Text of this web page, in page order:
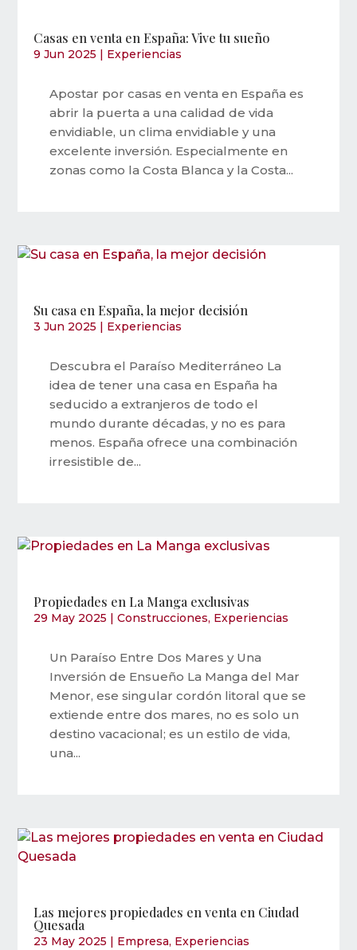
Casas en venta en España: Vive tu sueño
9 Jun 2025 | Experiencias
Apostar por casas en venta en España es
abrir la puerta a una calidad de vida
envidiable, un clima envidiable y una
excelente inversión. Especialmente en
zonas como la Costa Blanca y la Costa...
Su casa en España, la mejor decisión
3 Jun 2025 | Experiencias
Descubra el Paraíso Mediterráneo La
idea de tener una casa en España ha
seducido a extranjeros de todo el
mundo durante décadas, y no es para
menos. España ofrece una combinación
irresistible de...
Propiedades en La Manga exclusivas
29 May 2025 |Construcciones, Experiencias
Un Paraíso Entre Dos Mares y Una
Inversión de Ensueño La Manga del Mar
Menor, ese singular cordón litoral que se
extiende entre dos mares, no es solo un
destino vacacional; es un estilo de vida,
una...
Las mejores propiedades en venta en Ciudad
Quesada
23 May 2025 | Empresa, Experiencias